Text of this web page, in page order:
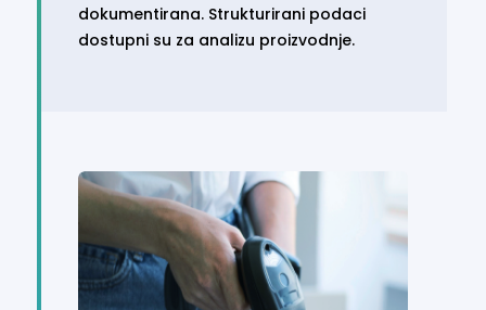
dokumentirana. Strukturirani podaci
dostupni su za analizu proizvodnje.